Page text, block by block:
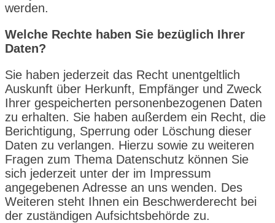
werden.
Welche Rechte haben Sie bezüglich Ihrer
Daten?
Sie haben jederzeit das Recht unentgeltlich
Auskunft über Herkunft, Empfänger und Zweck
Ihrer gespeicherten personenbezogenen Daten
zu erhalten. Sie haben außerdem ein Recht, die
Berichtigung, Sperrung oder Löschung dieser
Daten zu verlangen. Hierzu sowie zu weiteren
Fragen zum Thema Datenschutz können Sie
sich jederzeit unter der im Impressum
angegebenen Adresse an uns wenden. Des
Weiteren steht Ihnen ein Beschwerderecht bei
der zuständigen Aufsichtsbehörde zu.